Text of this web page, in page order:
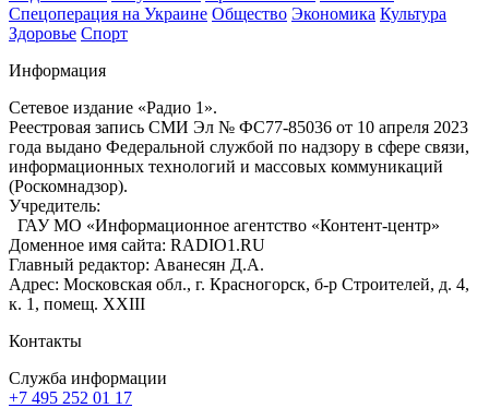
Спецоперация на Украине Общество Экономика Культура
Здоровье Спорт
Информация
Сетевое издание «Радио 1».
Реестровая запись СМИ Эл № ФС77-85036 от 10 апреля 2023
года выдано Федеральной службой по надзору в сфере связи,
информационных технологий и массовых коммуникаций
(Роскомнадзор).
Учредитель:
ГАУ МО «Информационное агентство «Контент-центр»
Доменное имя сайта: RADIO1.RU
Главный редактор: Аванесян Д.А.
Адрес: Московская обл., г. Красногорск, б-р Строителей, д. 4,
к. 1, помещ. XXIII
Контакты
Служба информации
+7 495 252 01 17